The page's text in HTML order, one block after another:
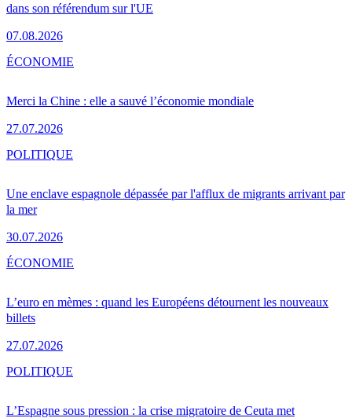
dans son référendum sur l'UE
07.08.2026
Merci la Chine : elle a sauvé l’économie mondiale
27.07.2026
ÉCONOMIE
Une enclave espagnole dépassée par l'afflux de migrants arrivant par
la mer
30.07.2026
POLITIQUE
L’euro en mèmes : quand les Européens détournent les nouveaux
billets
27.07.2026
ÉCONOMIE
L’Espagne sous pression : la crise migratoire de Ceuta met
POLITIQUE